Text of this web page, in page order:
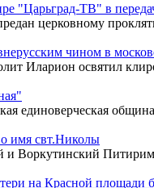
"Царьград-ТВ" в
церковному
чином в
Иларион освятил
единоверческая
имя свт.Николы
и Воркутинский Питирим
на Красной площади